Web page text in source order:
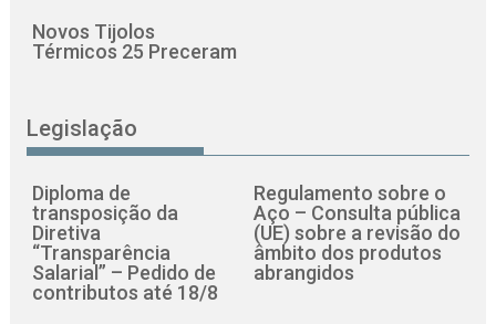
Novos Tijolos
Térmicos 25 Preceram
Legislação
Diploma de
transposição da
Diretiva
“Transparência
Salarial” – Pedido de
contributos até 18/8
Regulamento sobre o
Aço – Consulta pública
(UE) sobre a revisão do
âmbito dos produtos
abrangidos